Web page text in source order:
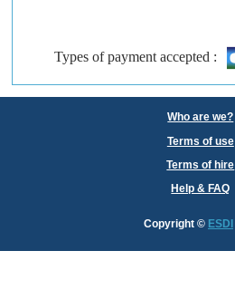
Types of payment accepted :
Who are we?
Terms of use
Terms of hire
Help & FAQ
Copyright © ESDI